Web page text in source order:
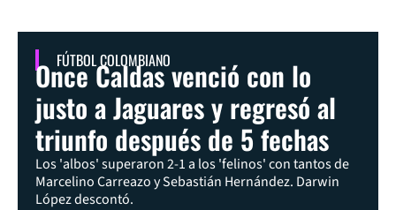
FÚTBOL COLOMBIANO
Once Caldas venció con lo
justo a Jaguares y regresó al
triunfo después de 5 fechas
Los 'albos' superaron 2-1 a los 'felinos' con tantos de
Marcelino Carreazo y Sebastián Hernández. Darwin
López descontó.